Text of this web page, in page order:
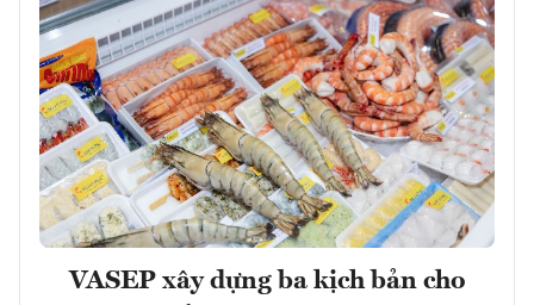
VASEP xây dựng ba kịch bản cho